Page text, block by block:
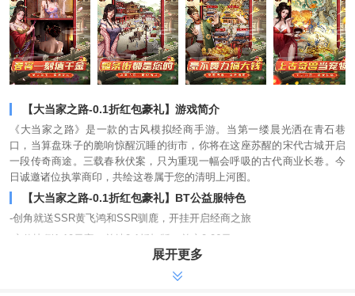
【大当家之路-0.1折红包豪礼】游戏简介
《大当家之路》是一款的古风模拟经商手游。当第一缕晨光洒在青石巷
口，当算盘珠子的脆响惊醒沉睡的街市，你将在这座苏醒的宋代古城开启
一段传奇商途。三载春秋伏案，只为重现一幅会呼吸的古代商业长卷。今
日诚邀诸位执掌商印，共绘这卷属于您的清明上河图。
【大当家之路-0.1折红包豪礼】BT公益服特色
-创角就送SSR黄飞鸿和SSR驯鹿，开挂开启经商之旅
-充值比例1:10元宝，首续0.1折扣版，首充0.06元
-充值特惠，充值直降99%，通通原价0.1折，轻松畅玩
-注册好礼，注册即送代金券，游戏内可连续领取七天，零氪成为商界大佬
展开更多